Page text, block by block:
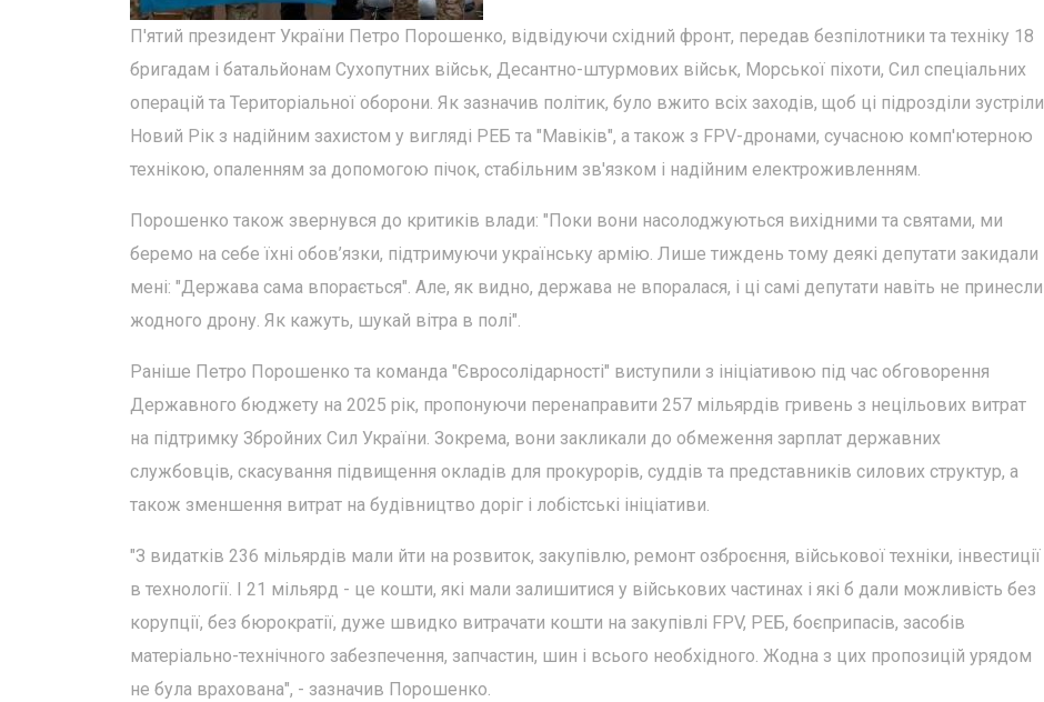
П'ятий президент України Петро Порошенко, відвідуючи східний фронт, передав безпілотники та техніку 18
бригадам і батальйонам Сухопутних військ, Десантно-штурмових військ, Морської піхоти, Сил спеціальних
операцій та Територіальної оборони. Як зазначив політик, було вжито всіх заходів, щоб ці підрозділи зустріли
Новий Рік з надійним захистом у вигляді РЕБ та "Мавіків", а також з FPV-дронами, сучасною комп'ютерною
технікою, опаленням за допомогою пічок, стабільним зв'язком і надійним електроживленням.
Порошенко також звернувся до критиків влади: "Поки вони насолоджуються вихідними та святами, ми
беремо на себе їхні обов’язки, підтримуючи українську армію. Лише тиждень тому деякі депутати закидали
мені: "Держава сама впорається". Але, як видно, держава не впоралася, і ці самі депутати навіть не принесли
жодного дрону. Як кажуть, шукай вітра в полі".
Раніше Петро Порошенко та команда "Євросолідарності" виступили з ініціативою під час обговорення
Державного бюджету на 2025 рік, пропонуючи перенаправити 257 мільярдів гривень з нецільових витрат
на підтримку Збройних Сил України. Зокрема, вони закликали до обмеження зарплат державних
службовців, скасування підвищення окладів для прокурорів, суддів та представників силових структур, а
також зменшення витрат на будівництво доріг і лобістські ініціативи.
"З видатків 236 мільярдів мали йти на розвиток, закупівлю, ремонт озброєння, військової техніки, інвестиції
в технології. І 21 мільярд - це кошти, які мали залишитися у військових частинах і які б дали можливість без
корупції, без бюрократії, дуже швидко витрачати кошти на закупівлі FPV, РЕБ, боєприпасів, засобів
матеріально-технічного забезпечення, запчастин, шин і всього необхідного. Жодна з цих пропозицій урядом
не була врахована", - зазначив Порошенко.